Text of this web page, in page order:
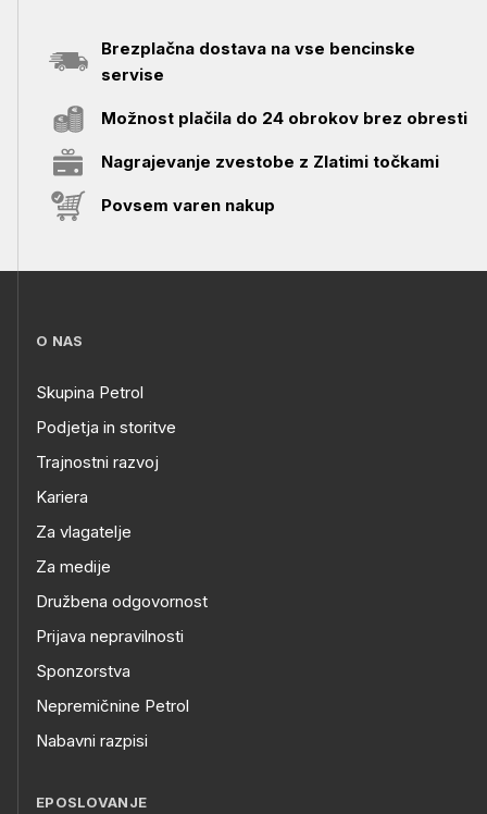
Brezplačna dostava na vse bencinske
servise
Možnost plačila do 24 obrokov brez obresti
Nagrajevanje zvestobe z Zlatimi točkami
Povsem varen nakup
O NAS
Skupina Petrol
Podjetja in storitve
Trajnostni razvoj
Kariera
Za vlagatelje
Za medije
Družbena odgovornost
Prijava nepravilnosti
Sponzorstva
Nepremičnine Petrol
Nabavni razpisi
EPOSLOVANJE